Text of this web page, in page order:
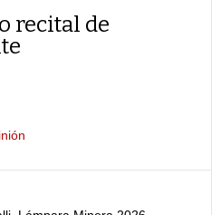
recital de